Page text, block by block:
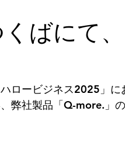
ばにて
ロービジネス2025」に
弊社製品「Q-more.」